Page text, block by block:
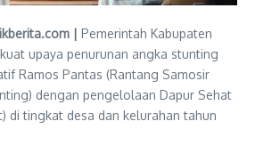
| Pemerintah Kabupaten
upaya penurunan angka stunting
Ramos Pantas (Rantang Samosir
dengan pengelolaan Dapur Sehat
di tingkat desa dan kelurahan tahun